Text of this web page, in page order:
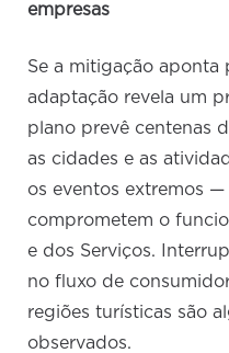
empresas
Se a mitigação aponta
adaptação revela um
plano prevê centenas
as cidades e as
os eventos extremos —
comprometem o
e dos Serviços.
no fluxo de
regiões turísticas são
observados.